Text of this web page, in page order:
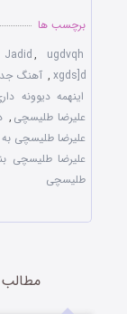
برچسب ها
, ugdvqh
xgds]d
, آهنگ
اینهمه دیوونه
علیرضا طلیسچی ,
علیرضا طلیسچی
علیرضا طلیسچی
طلیسچی